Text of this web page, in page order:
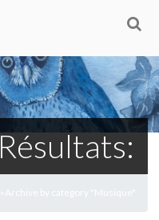
Résultats: